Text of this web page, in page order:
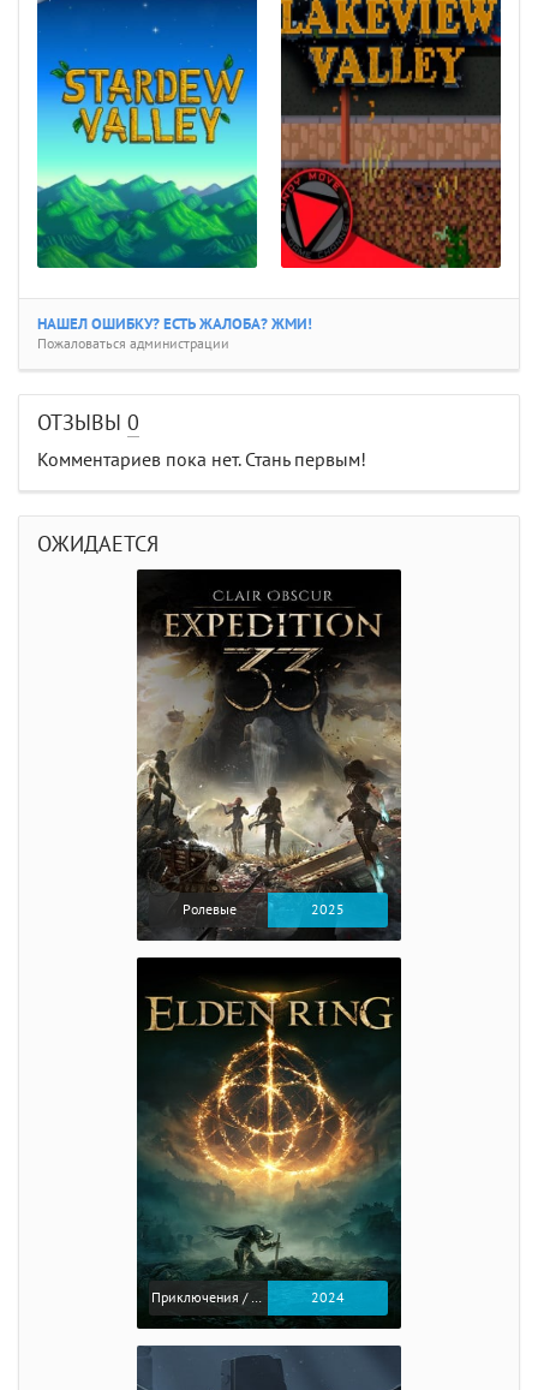
НАШЕЛ ОШИБКУ? ЕСТЬ ЖАЛОБА? ЖМИ!
Пожаловаться администрации
ОТЗЫВЫ 0
Комментариев пока нет. Стань первым!
ОЖИДАЕТСЯ
Ролевые 2025
Приключения / Экшен / Ролевые 2024